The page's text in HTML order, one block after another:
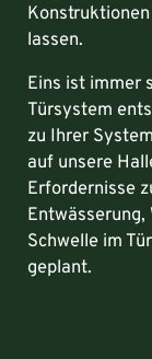
lassen.
Eins ist immer
Türsystem
zu Ihrer
auf unsere
Erfordernisse
Schwelle im
geplant.